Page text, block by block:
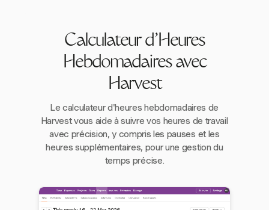
Calculateur d'Heures
Hebdomadaires avec
Harvest
Le calculateur d'heures hebdomadaires de
Harvest vous aide à suivre vos heures de travail
avec précision, y compris les pauses et les
heures supplémentaires, pour une gestion du
temps précise.